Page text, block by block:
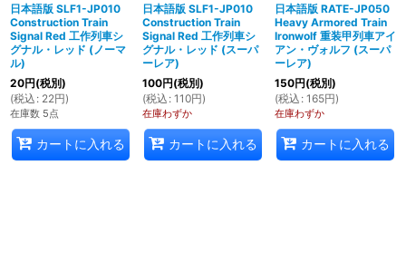
日本語版 SLF1-JP010
Construction Train
Signal Red 工作列車シ
グナル・レッド (ノーマ
ル)
20円(税別)
(税込 : 22円)
在庫数 5点
カートに入れる
日本語版 SLF1-JP010
Construction Train
Signal Red 工作列車シ
グナル・レッド (スーパ
ーレア)
100円(税別)
(税込 : 110円)
在庫わずか
カートに入れる
日本語版 RATE-JP050
Heavy Armored Train
Ironwolf 重装甲列車アイ
アン・ヴォルフ (スーパ
ーレア)
150円(税別)
(税込 : 165円)
在庫わずか
カートに入れる